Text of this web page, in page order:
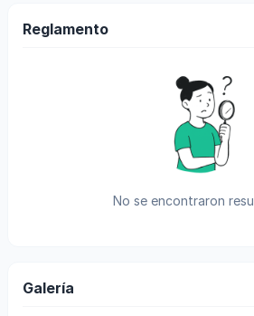
Reglamento
No se encontraron
Galería